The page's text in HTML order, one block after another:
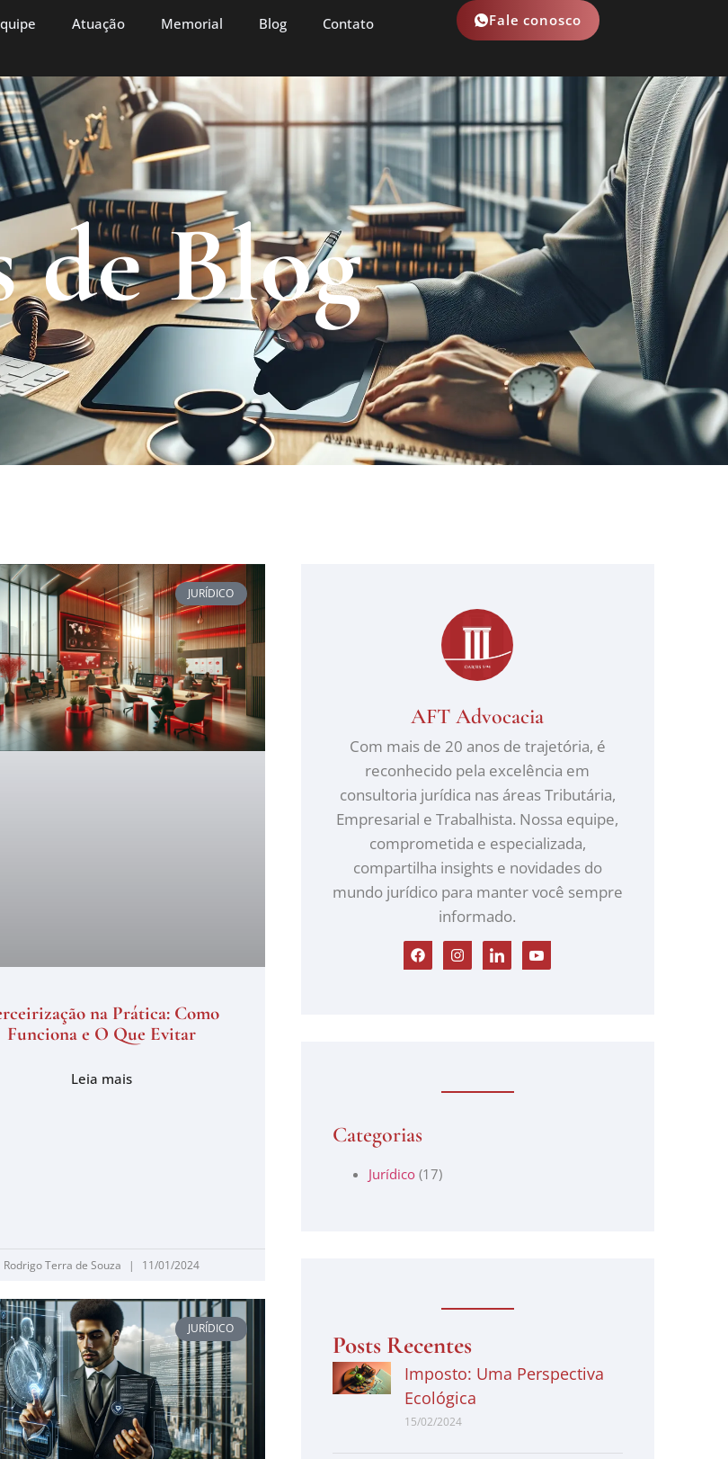
Atuação Memorial Blog Contato Fale conosco
Blog
JURÍDICO
na Prática: Como
Funciona e O Que Evitar
Leia mais
Rodrigo Terra de Souza 11/01/2024
JURÍDICO
AFT Advocacia
Com mais de 20 anos de trajetória, é
reconhecido pela excelência em
consultoria jurídica nas áreas Tributária,
Empresarial e Trabalhista. Nossa equipe,
comprometida e especializada,
compartilha insights e novidades do
mundo jurídico para manter você sempre
informado.
Categorias
Jurídico(17)
Posts Recentes
Imposto: Uma Perspectiva
Ecológica
15/02/2024